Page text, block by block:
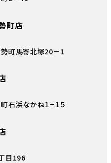
町店
町馬寄北塚20－1
石浜なかね１−１５
目196